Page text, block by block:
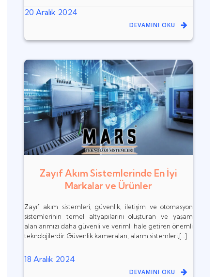
20 Aralık 2024
DEVAMINI OKU
Zayıf Akım Sistemlerinde En İyi
Markalar ve Ürünler
Zayıf akım sistemleri, güvenlik, iletişim ve otomasyon
sistemlerinin temel altyapılarını oluşturan ve yaşam
alanlarımızı daha güvenli ve verimli hale getiren önemli
teknolojilerdir. Güvenlik kameraları, alarm sistemleri,[…]
18 Aralık 2024
DEVAMINI OKU